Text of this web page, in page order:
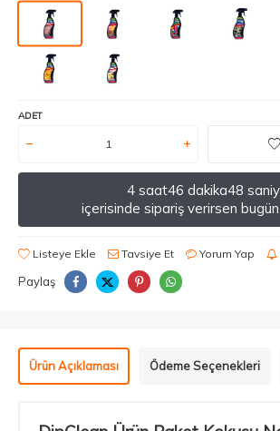
ADET
4 saat46 dakika48
içerisinde sipariş verirsen
Listeye Ekle Tavsiye Et Yorum Yap
Paylaş
Ürün Açıklaması Ödeme Seçenekleri